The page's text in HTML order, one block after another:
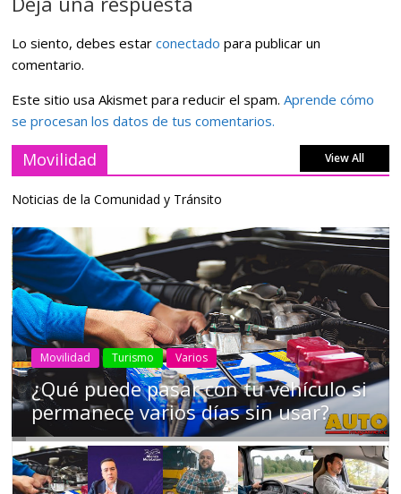
Lo siento, debes estarconectado para publicar un
comentario.
Este sitio usa Akismet para reducir el spam.Aprende cómo
se procesan los datos de tus comentarios.
Movilidad View All
Noticias de la Comunidad y Tránsito
AEADE Industria Motociclismo Motos Movilidad
Campaña busca cambiar destino de
los motociclistas en la región